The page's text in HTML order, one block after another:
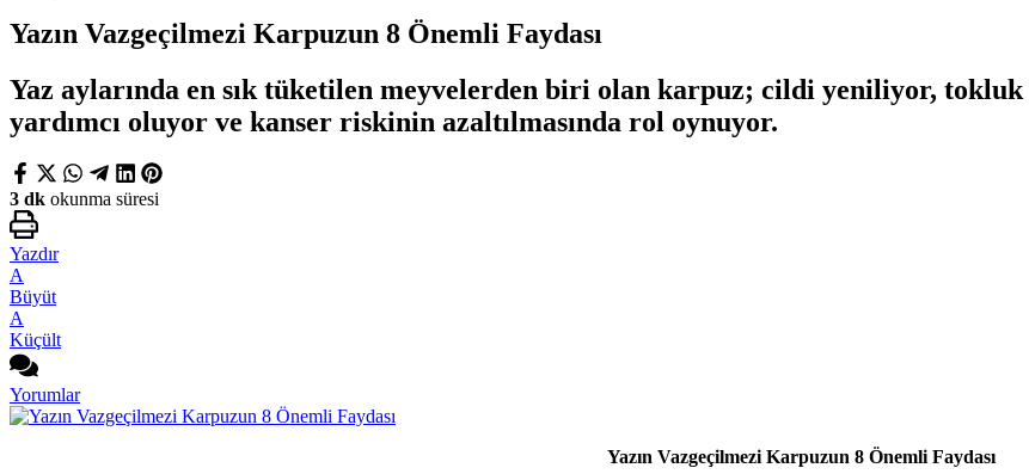
Yazın Vazgeçilmezi Karpuzun 8 Önemli Faydası
Yaz aylarında en sık tüketilen meyvelerden biri olan karpuz; cildi yeniliyor,
yardımcı oluyor ve kanser riskinin azaltılmasında rol oynuyor.
3 dk okunma süresi
Yazdır
A
Büyüt
A
Küçült
Yorumlar
Yazın Vazgeçilmezi Karpuzun 8 Önemli Faydası